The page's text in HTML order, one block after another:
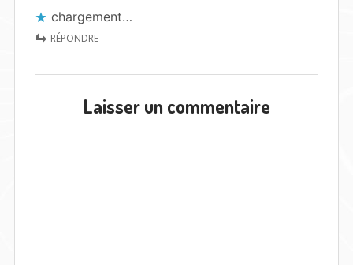
chargement…
RÉPONDRE
Laisser un commentaire